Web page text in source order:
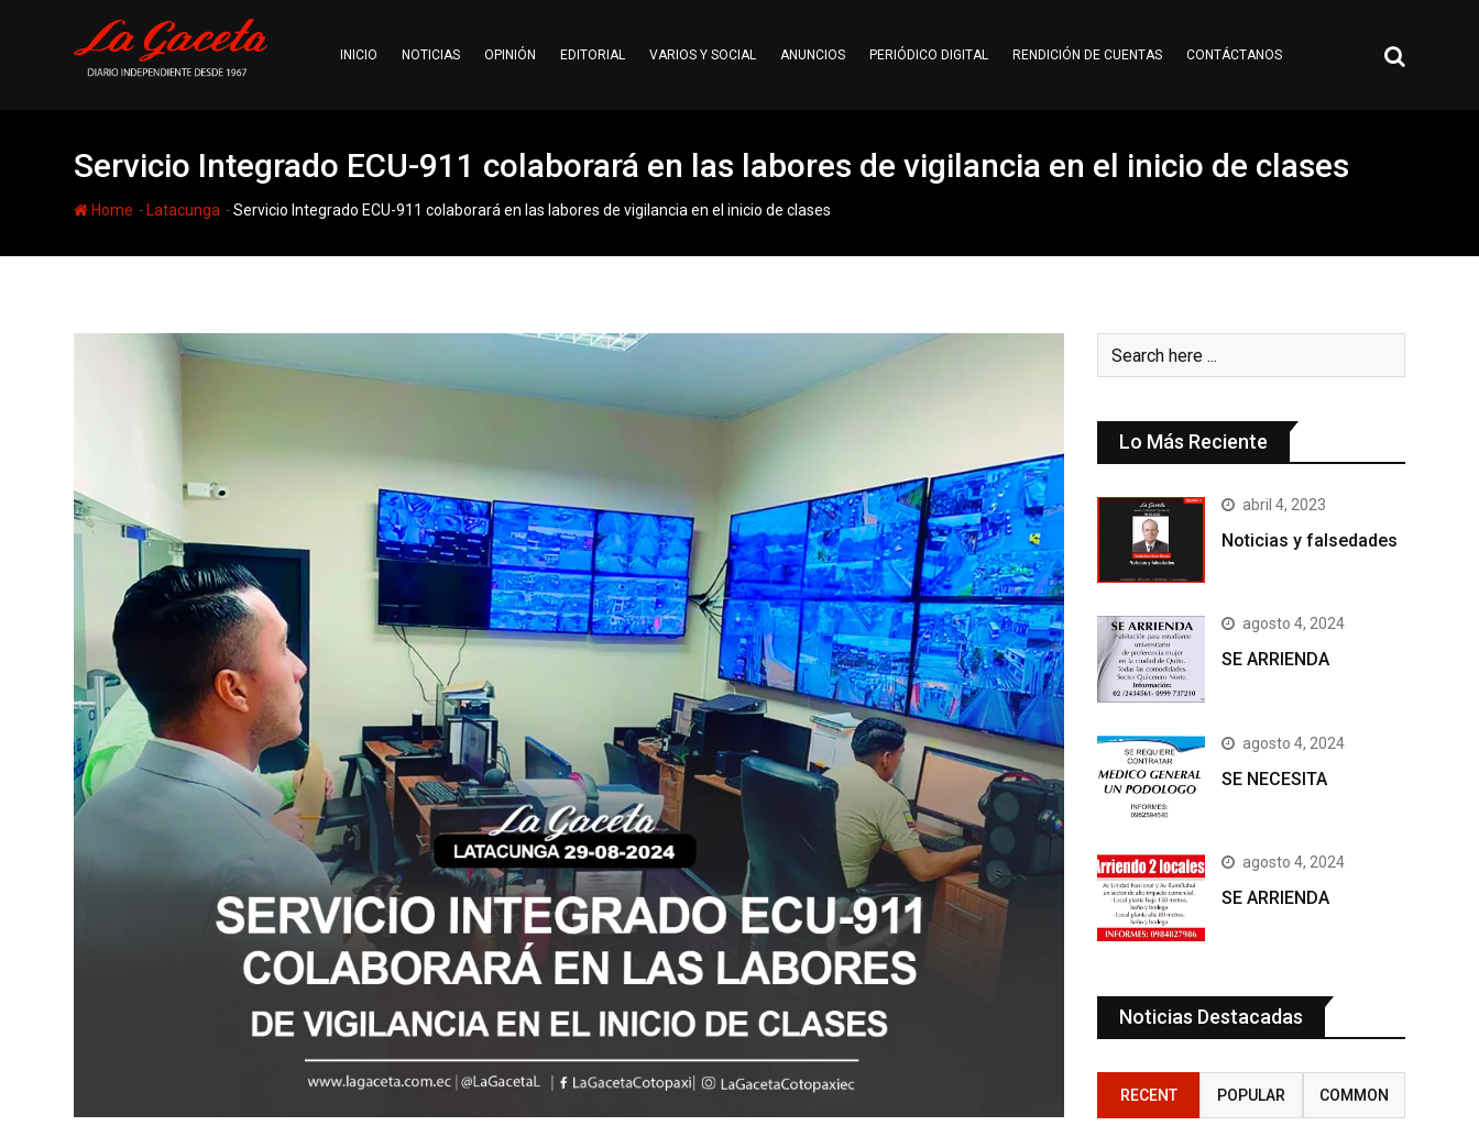
INICIO NOTICIAS OPINIÓN EDITORIAL VARIOS Y SOCIAL ANUNCIOS PERIÓDICO DIGITAL RENDICIÓN DE CUENTAS CONTÁCTANOS
Servicio Integrado ECU-911 colaborará en las labores de vigilancia en el inicio de clases
Home - Latacunga -Servicio Integrado ECU-911 colaborará en las labores de vigilancia en el inicio de clases
Lo Más Reciente
abril 4, 2023
Noticias y falsedades
agosto 4, 2024
SE ARRIENDA
agosto 4, 2024
SE NECESITA
agosto 4, 2024
SE ARRIENDA
Noticias Destacadas
RECENT POPULAR COMMON